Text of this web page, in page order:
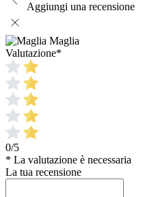
Aggiungi una recensione
Maglia
Valutazione*
0/5
* La valutazione è necessaria
La tua recensione